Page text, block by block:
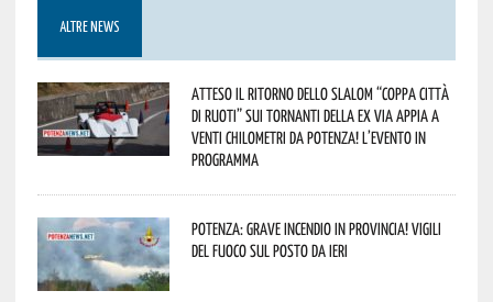
ALTRE NEWS
Atteso il ritorno dello slalom “Coppa Città
di Ruoti” sui tornanti della ex via Appia a
venti chilometri da Potenza! L’evento in
programma
Potenza: grave incendio in Provincia! Vigili
del fuoco sul posto da ieri